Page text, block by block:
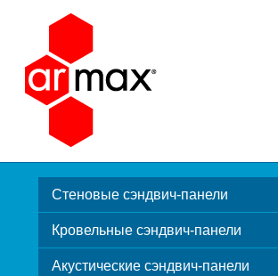
Стеновые сэндвич-панели
Кровельные сэндвич-панели
Акустические сэндвич-панели